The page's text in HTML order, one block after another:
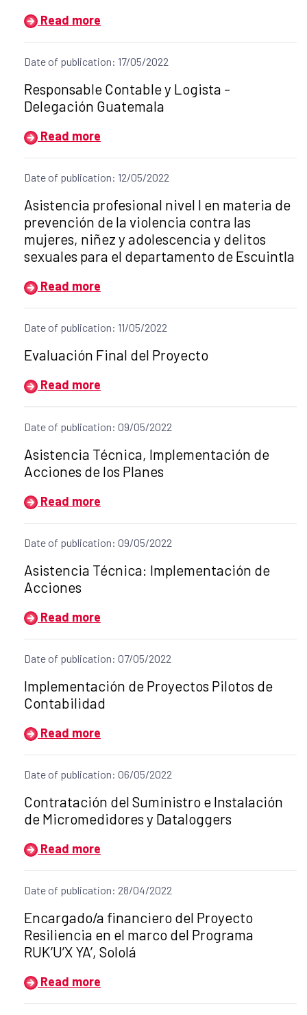
Read more
Date of publication: 17/05/2022
Title of the announcement:
Responsable Contable y Logista -
Delegación Guatemala
Read more
Date of publication: 12/05/2022
Title of the announcement:
Asistencia profesional nivel I en materia de
prevención de la violencia contra las
mujeres, niñez y adolescencia y delitos
sexuales para el departamento de Escuintla
Read more
Date of publication: 11/05/2022
Title of the announcement:
Evaluación Final del Proyecto
Read more
Date of publication: 09/05/2022
Title of the announcement:
Asistencia Técnica, Implementación de
Acciones de los Planes
Read more
Date of publication: 09/05/2022
Title of the announcement:
Asistencia Técnica: Implementación de
Acciones
Read more
Date of publication: 07/05/2022
Title of the announcement:
Implementación de Proyectos Pilotos de
Contabilidad
Read more
Date of publication: 06/05/2022
Title of the announcement:
Contratación del Suministro e Instalación
de Micromedidores y Dataloggers
Read more
Date of publication: 28/04/2022
Title of the announcement:
Encargado/a financiero del Proyecto
Resiliencia en el marco del Programa
RUK’U’X YA’, Sololá
Read more